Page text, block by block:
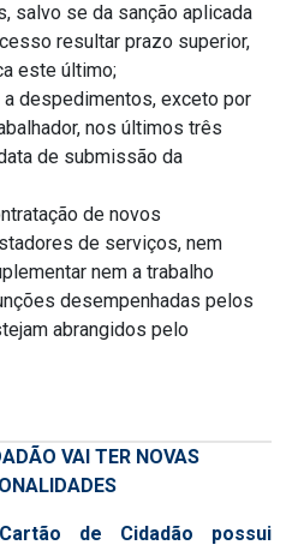
salvo se da sanção aplicada
resultar prazo superior,
este último;
despedimentos, exceto por
nos últimos três
de submissão da
de novos
de serviços, nem
nem a trabalho
desempenhadas pelos
abrangidos pelo
VAI TER NOVAS
Cartão de Cidadão possui